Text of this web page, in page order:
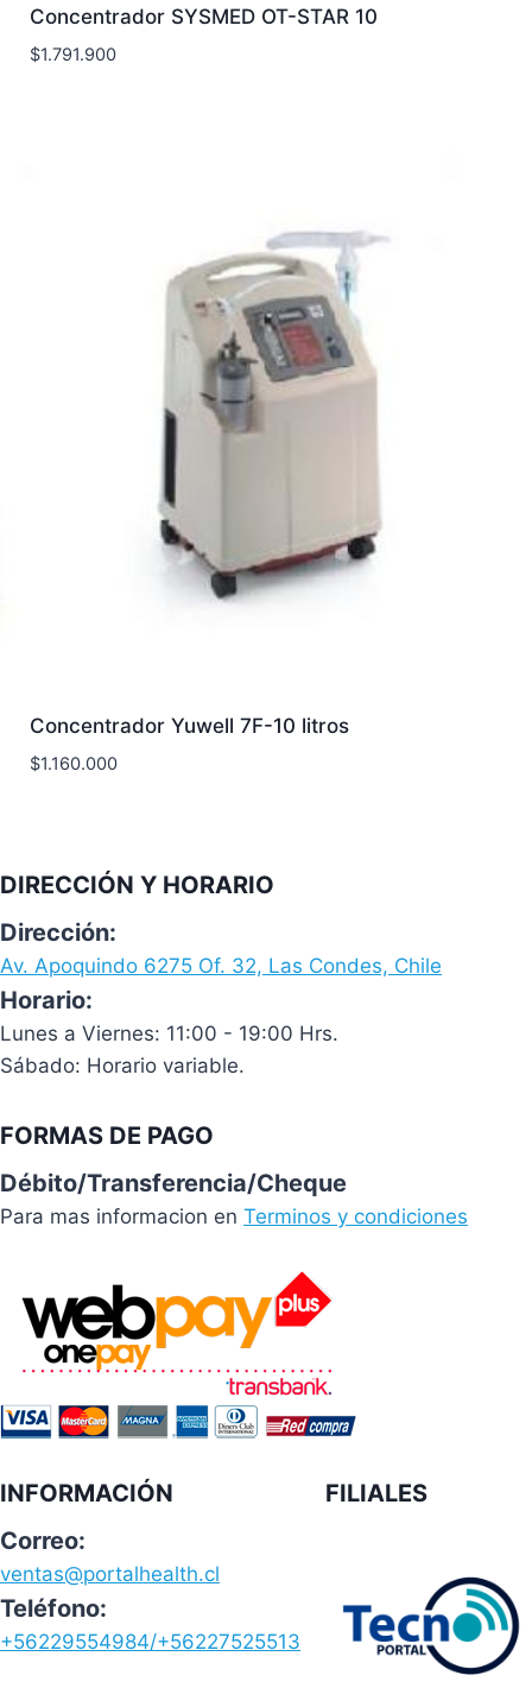
Concentrador SYSMED OT-STAR 10
$1.791.900
Concentrador Yuwell 7F-10 litros
$1.160.000
DIRECCIÓN Y HORARIO
Dirección:
Av. Apoquindo 6275 Of. 32, Las Condes, Chile
Horario:
Lunes a Viernes: 11:00 - 19:00 Hrs.
Sábado: Horario variable.
FORMAS DE PAGO
Débito/Transferencia/Cheque
Para mas informacion en Terminos y condiciones
INFORMACIÓN
Correo:
ventas@portalhealth.cl
Teléfono:
+56229554984/+56227525513
FILIALES